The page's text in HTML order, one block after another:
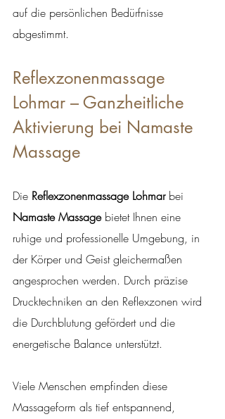
auf die persönlichen Bedürfnisse
abgestimmt.
Reflexzonenmassage
Lohmar – Ganzheitliche
Aktivierung bei Namaste
Massage
Die Reflexzonenmassage Lohmar bei
Namaste Massage bietet Ihnen eine
ruhige und professionelle Umgebung, in
der Körper und Geist gleichermaßen
angesprochen werden. Durch präzise
Drucktechniken an den Reflexzonen wird
die Durchblutung gefördert und die
energetische Balance unterstützt.
Viele Menschen empfinden diese
Massageform als tief entspannend,